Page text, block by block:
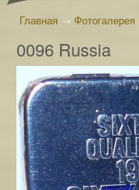
Главная → Фотогалерея
0096 Russia